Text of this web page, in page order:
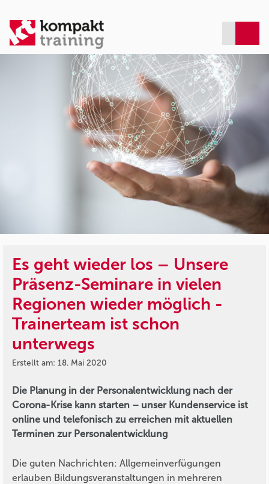
Es geht wieder los – Unsere
Präsenz-Seminare in vielen
Regionen wieder möglich -
Trainerteam ist schon
unterwegs
Erstellt am: 18. Mai 2020
Die Planung in der Personalentwicklung nach der
Corona-Krise kann starten – unser Kundenservice ist
online und telefonisch zu erreichen mit aktuellen
Terminen zur Personalentwicklung
Die guten Nachrichten: Allgemeinverfügungen
erlauben Bildungsveranstaltungen in mehreren